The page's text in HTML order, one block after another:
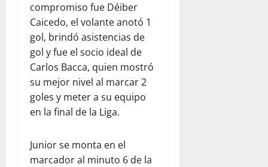
compromiso fue Déiber
Caicedo, el volante anotó 1
gol, brindó asistencias de
gol y fue el socio ideal de
Carlos Bacca, quien mostró
su mejor nivel al marcar 2
goles y meter a su equipo
en la final de la Liga.
Junior se monta en el
marcador al minuto 6 de la